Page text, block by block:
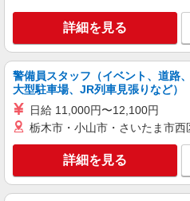
詳細を見る
警備員スタッフ（イベント、道路、
大型駐車場、JR列車見張りなど）
日給 11,000円〜12,100円
栃木市・小山市・さいたま市
詳細を見る